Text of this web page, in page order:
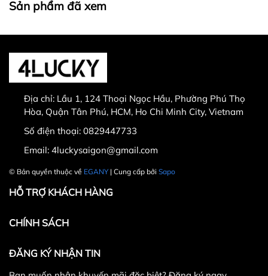
Sản phẩm đã xem
Địa chỉ: Lầu 1, 124 Thoại Ngọc Hầu, Phường Phú Thọ
Hòa, Quận Tân Phú, HCM, Ho Chi Minh City, Vietnam
Số điện thoại: 0829447733
Email: 4luckysaigon@gmail.com
© Bản quyền thuộc về EGANY| Cung cấp bởi Sapo
HỖ TRỢ KHÁCH HÀNG
CHÍNH SÁCH
ĐĂNG KÝ NHẬN TIN